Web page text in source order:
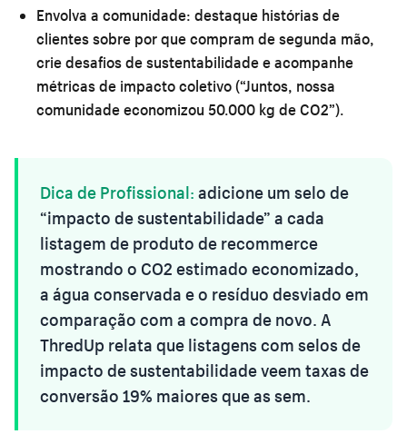
Envolva a comunidade: destaque histórias de
clientes sobre por que compram de segunda mão,
crie desafios de sustentabilidade e acompanhe
métricas de impacto coletivo (“Juntos, nossa
comunidade economizou 50.000 kg de CO2”).
Dica de Profissional: adicione um selo de
“impacto de sustentabilidade” a cada
listagem de produto de recommerce
mostrando o CO2 estimado economizado,
a água conservada e o resíduo desviado em
comparação com a compra de novo. A
ThredUp relata que listagens com selos de
impacto de sustentabilidade veem taxas de
conversão 19% maiores que as sem.